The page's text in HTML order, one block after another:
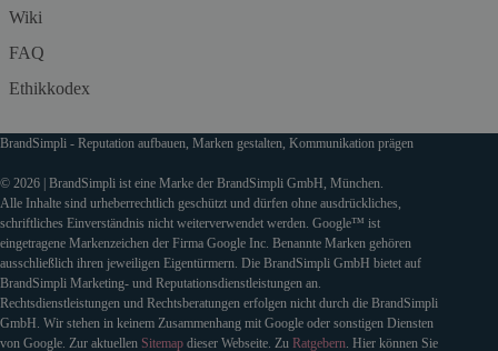
Wiki
FAQ
Ethikkodex
BrandSimpli - Reputation aufbauen, Marken gestalten, Kommunikation prägen
© 2026 | BrandSimpli ist eine Marke der BrandSimpli GmbH, München.
Alle Inhalte sind urheberrechtlich geschützt und dürfen ohne ausdrückliches,
schriftliches Einverständnis nicht weiterverwendet werden. Google™ ist
eingetragene Markenzeichen der Firma Google Inc. Benannte Marken gehören
ausschließlich ihren jeweiligen Eigentürmern. Die BrandSimpli GmbH bietet auf
BrandSimpli Marketing- und Reputationsdienstleistungen an.
Rechtsdienstleistungen und Rechtsberatungen erfolgen nicht durch die BrandSimpli
GmbH. Wir stehen in keinem Zusammenhang mit Google oder sonstigen Diensten
von Google. Zur aktuellen Sitemap dieser Webseite. Zu Ratgebern. Hier können Sie